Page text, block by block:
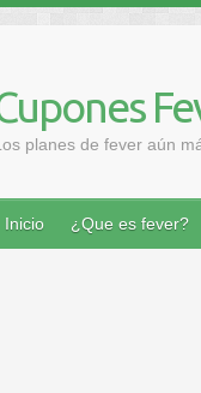
planes de fever aún
Inicio ¿Que es fever?